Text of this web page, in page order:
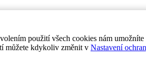
použití všech cookies nám
můžete kdykoliv změnit v Nastavení